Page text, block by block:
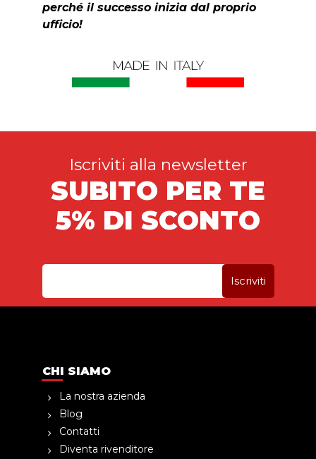
perché il successo inizia dal proprio
ufficio!
Iscriviti alla newsletter
SUBITO PER TE
5% DI SCONTO
CHI SIAMO
La nostra azienda
Blog
Contatti
Diventa rivenditore